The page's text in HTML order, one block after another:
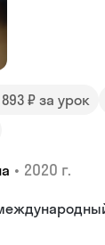
₽ за урок
• 2020 г.